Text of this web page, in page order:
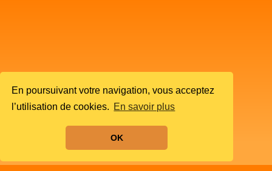
En poursuivant votre navigation, vous acceptez
l’utilisation de cookies. En savoir plus
OK